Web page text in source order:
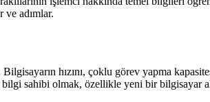
ve adımlar.
hızını, çoklu görev yapma
sahibi olmak, özellikle yeni bir bilgisayar